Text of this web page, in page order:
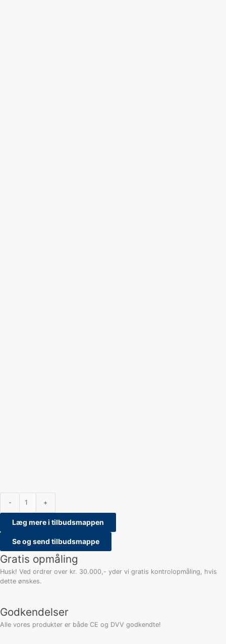
- +
Læg mere i tilbudsmappen
Se og send tilbudsmappe
Gratis opmåling
Husk! Ved ordrer over kr. 30.000,- yder vi gratis kontrolopmåling, hvis
dette ønskes.
Godkendelser
Alle vores produkter er både CE og DVV godkendte!